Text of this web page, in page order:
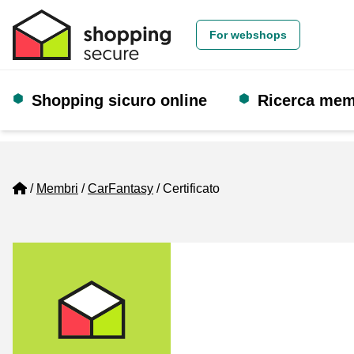
For webshops
Shopping sicuro online Ricerca
Home
Membri CarFantasy Certificato